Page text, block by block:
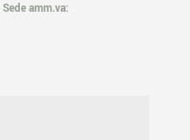
Sede amm.va: